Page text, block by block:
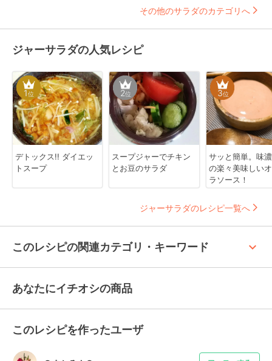
その他のサラダのカテゴリへ
ジャーサラダの人気レシピ
1位
デトックス!! ダイエッ
トスープ
2位
スープジャーでチキン
とお豆のサラダ
3位
サッと簡単。味
の楽々美味しい
ラソース！
ジャーサラダのレシピ一覧へ
このレシピの関連カテゴリ・キーワード keyboard_arrow_up
あなたにイチオシの商品
このレシピを作ったユーザ